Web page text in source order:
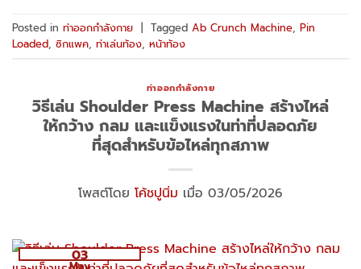
Posted in ท่าออกกำลังกาย | Tagged Ab Crunch Machine, Pin
Loaded, ซิกแพค, ท่าเล่นท้อง, หน้าท้อง
ท่าออกกำลังกาย
วิธีเล่น Shoulder Press Machine สร้างไหล่
ให้กว้าง กลม และแข็งแรงในท่าที่ปลอดภัย
ที่สุดสำหรับข้อไหล่ทุกสภาพ
โพสต์โดย โค้ชปูนิ่ม เมื่อ 03/05/2026
03